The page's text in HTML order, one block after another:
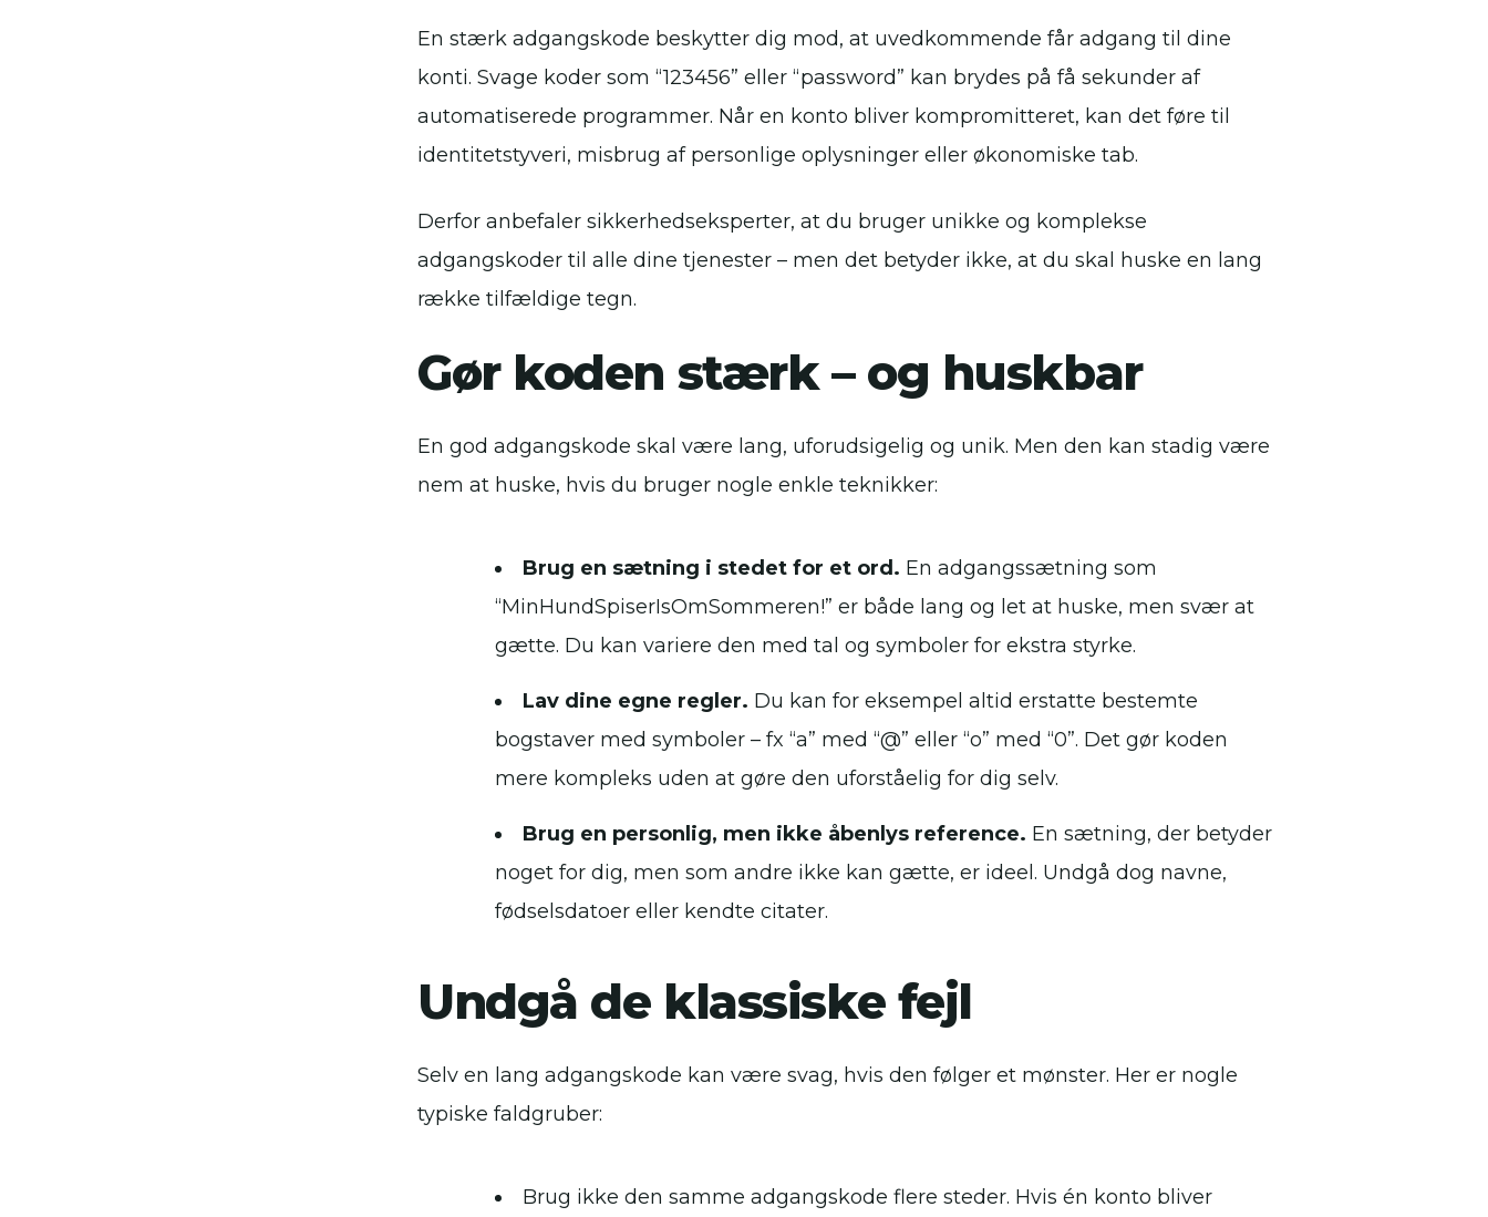
En stærk adgangskode beskytter dig mod, at uvedkommende får adgang til dine
konti. Svage koder som “123456” eller “password” kan brydes på få sekunder af
automatiserede programmer. Når en konto bliver kompromitteret, kan det føre til
identitetstyveri, misbrug af personlige oplysninger eller økonomiske tab.
Derfor anbefaler sikkerhedseksperter, at du bruger unikke og komplekse
adgangskoder til alle dine tjenester – men det betyder ikke, at du skal huske en lang
række tilfældige tegn.
Gør koden stærk – og huskbar
En god adgangskode skal være lang, uforudsigelig og unik. Men den kan stadig være
nem at huske, hvis du bruger nogle enkle teknikker:
Brug en sætning i stedet for et ord. En adgangssætning som
“MinHundSpiserIsOmSommeren!” er både lang og let at huske, men svær at
gætte. Du kan variere den med tal og symboler for ekstra styrke.
Lav dine egne regler. Du kan for eksempel altid erstatte bestemte
bogstaver med symboler – fx “a” med “@” eller “o” med “0”. Det gør koden
mere kompleks uden at gøre den uforståelig for dig selv.
Brug en personlig, men ikke åbenlys reference. En sætning, der betyder
noget for dig, men som andre ikke kan gætte, er ideel. Undgå dog navne,
fødselsdatoer eller kendte citater.
Undgå de klassiske fejl
Selv en lang adgangskode kan være svag, hvis den følger et mønster. Her er nogle
typiske faldgruber:
Brug ikke den samme adgangskode flere steder. Hvis én konto bliver